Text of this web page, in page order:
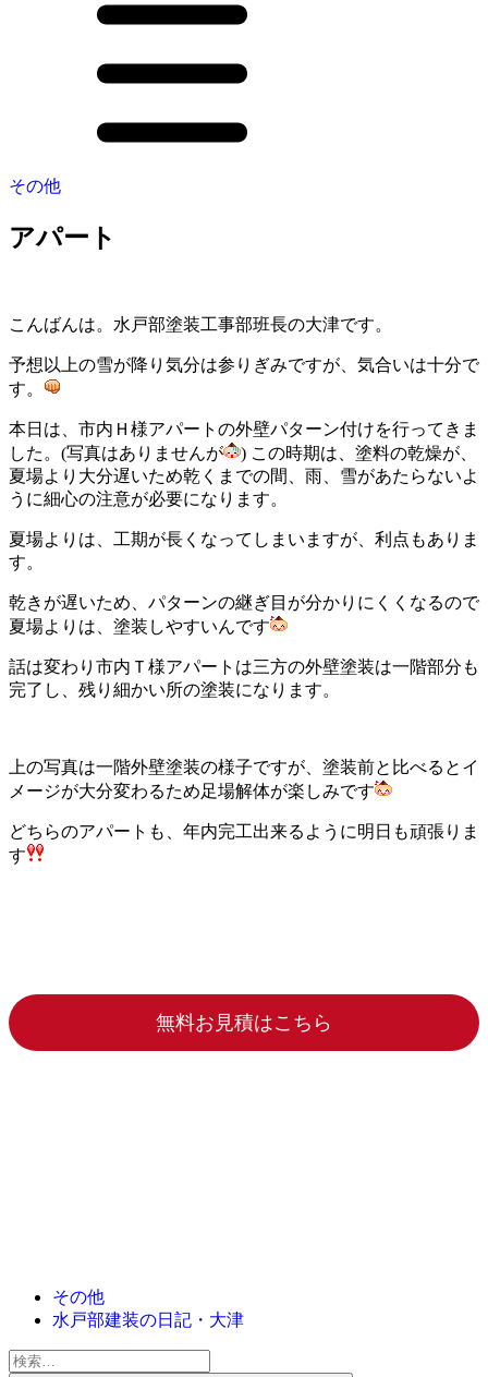
その他
アパート
こんばんは。水戸部塗装工事部班長の大津です。
予想以上の雪が降り気分は参りぎみですが、気合いは十分で
す。
本日は、市内Ｈ様アパートの外壁パターン付けを行ってきま
した。(写真はありませんが
) この時期は、塗料の乾燥が、
夏場より大分遅いため乾くまでの間、雨、雪があたらないよ
うに細心の注意が必要になります。
夏場よりは、工期が長くなってしまいますが、利点もありま
す。
乾きが遅いため、パターンの継ぎ目が分かりにくくなるので
夏場よりは、塗装しやすいんです
話は変わり市内Ｔ様アパートは三方の外壁塗装は一階部分も
完了し、残り細かい所の塗装になります。
上の写真は一階外壁塗装の様子ですが、塗装前と比べるとイ
メージが大分変わるため足場解体が楽しみです
どちらのアパートも、年内完工出来るように明日も頑張りま
す
無料お見積はこちら
その他
水戸部建装の日記・大津
検